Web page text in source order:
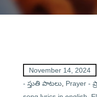
November 14, 2024
- స్తుతి పాటలు Prayer -